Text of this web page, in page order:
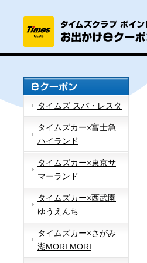
タイムズ スパ・レスタ
タイムズカー×富士急
ハイランド
タイムズカー×東京サ
マーランド
タイムズカー×西武園
ゆうえんち
タイムズカー×さがみ
湖MORI MORI